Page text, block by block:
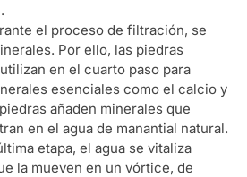
el proceso de filtración, se
Por ello, las piedras
en el cuarto paso para
esenciales como el calcio y
añaden minerales que
en el agua de manantial natural.
etapa, el agua se vitaliza
la mueven en un vórtice, de